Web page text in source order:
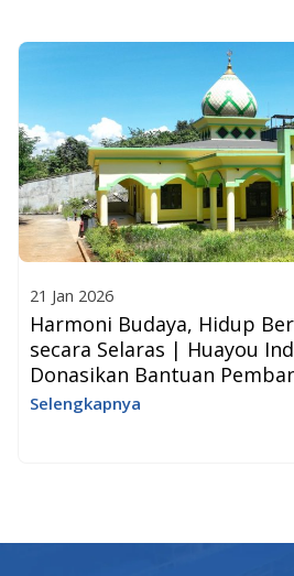
21 Jan 2026
Harmoni Budaya, Hidup
secara Selaras | Huayou
Donasikan Bantuan
Selengkapnya